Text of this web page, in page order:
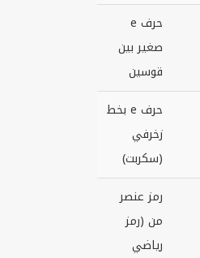
حرف e
صغير بين
قوسين
حرف e بخط
زخرفي
(سكربت)
رمز عنصر
من (رمز
رياضي